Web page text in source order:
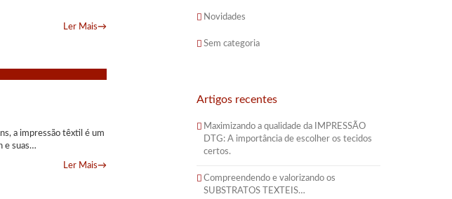
Ler Mais→
a impressão têxtil é um
e suas…
Ler Mais→
Novidades
Sem categoria
Artigos recentes
Maximizando a qualidade da IMPRESSÃO
DTG: A importância de escolher os tecidos
certos.
Compreendendo e valorizando os
SUBSTRATOS TEXTEIS…